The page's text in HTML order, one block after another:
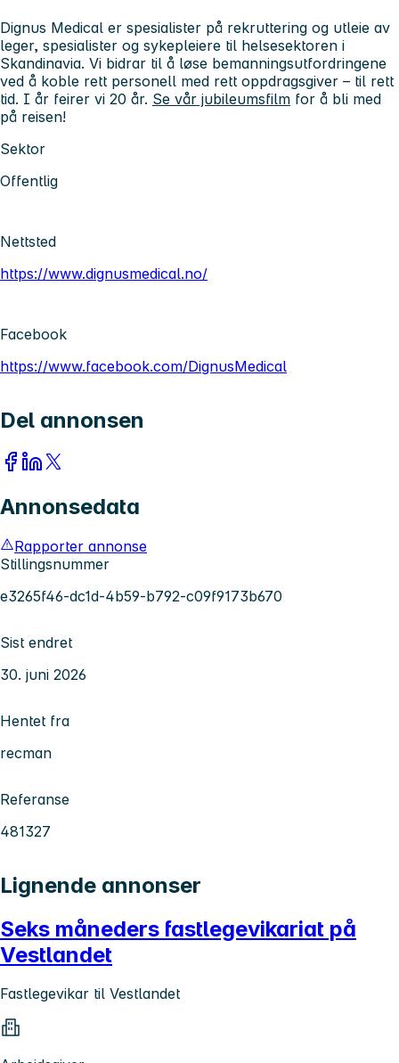
Dignus Medical er spesialister på rekruttering og utleie av
leger, spesialister og sykepleiere til helsesektoren i
Skandinavia. Vi bidrar til å løse bemanningsutfordringene
ved å koble rett personell med rett oppdragsgiver – til rett
tid. I år feirer vi 20 år. Se vår jubileumsfilm for å bli med
på reisen!
Sektor
Offentlig
Nettsted
https://www.dignusmedical.no/
Facebook
https://www.facebook.com/DignusMedical
Del annonsen
Annonsedata
Rapporter annonse
Stillingsnummer
e3265f46-dc1d-4b59-b792-c09f9173b670
Sist endret
30. juni 2026
Hentet fra
recman
Referanse
481327
Lignende annonser
Seks måneders fastlegevikariat på
Vestlandet
Fastlegevikar til Vestlandet